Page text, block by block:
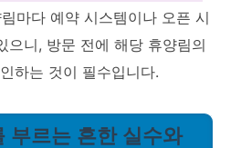
마다 예약 시스템이나 오픈 시
으니, 방문 전에 해당 휴양림의
하는 것이 필수입니다.
부르는 흔한 실수와